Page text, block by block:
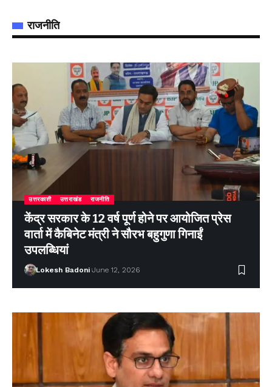
राजनीति
उत्तरकाशी उत्तराखंड राजनीति
केंद्र सरकार के 12 वर्ष पूर्ण होने पर आयोजित प्रेस
वार्ता में कैबिनेट मंत्री ने सौरभ बहुगुणा गिनाईं
उपलब्धियां
Lokesh Badoni June 12, 2026